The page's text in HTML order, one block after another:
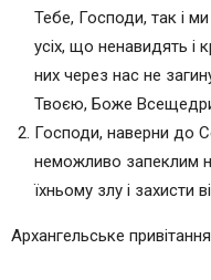
Тебе, Господи, так і
усіх, що ненавидять і
них через нас не
Твоєю, Боже
Господи, наверни до
неможливо запеклим
їхньому злу і захисти
Архангельське привітання